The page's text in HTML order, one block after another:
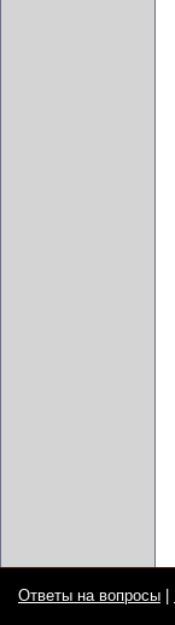
Ответы на вопросы